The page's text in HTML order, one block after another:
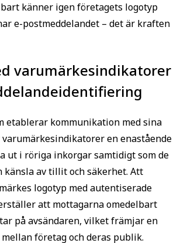
känner igen företagets logotyp
e-postmeddelandet – det är kraften
varumärkesindikatorer
etablerar kommunikation med sina
en enastående
ut i röriga inkorgar samtidigt som de
känsla av tillit och säkerhet. Att
logotyp med autentiserade
att mottagarna omedelbart
på avsändaren, vilket främjar en
företag och deras publik.